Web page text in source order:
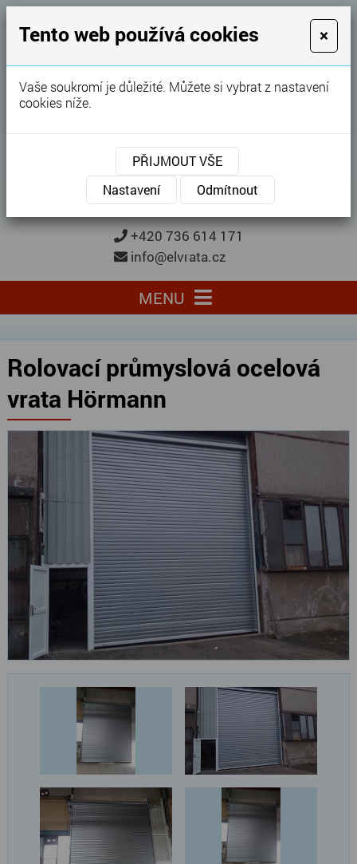
GARÁŽOVÁ VRATA
Karel Procházka
Garážová vrata, brány, ploty ...
Kontaktujte nás
KONTAKTUJTE NÁS
+420 736 614 171
info@elvrata.cz
MENU
Rolovací průmyslová ocelová
vrata Hörmann
Tento web používá cookies ×
Vaše soukromí je důležité. Můžete si vybrat z nastavení
cookies níže.
PŘIJMOUT VŠE
Nastavení
Odmítnout